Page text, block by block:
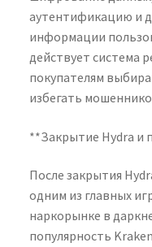
аутентификацию и
информации
действует система
покупателям
избегать
**Закрытие Hydra и
После закрытия
одним из главных
наркорынке в
популярность